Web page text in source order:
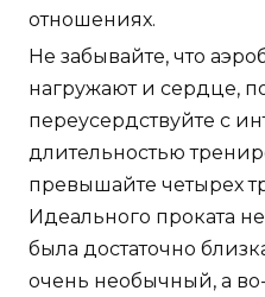
отношениях.
Не забывайте, что
нагружают и сердце,
переусердствуйте с
длительностью
превышайте четырех
Идеального проката
была достаточно
очень необычный, а